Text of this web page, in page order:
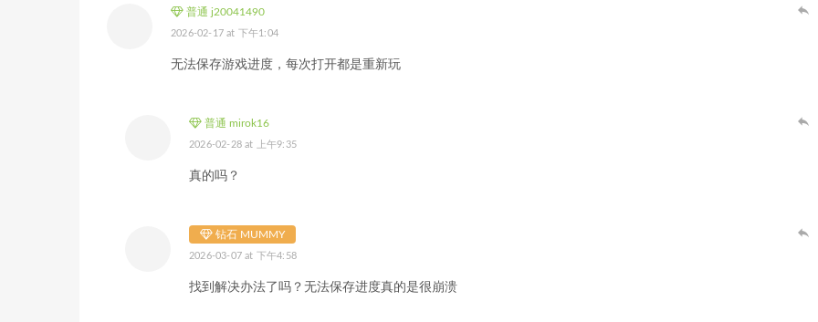
普通 j20041490
2026-02-17 at 下午1:04
无法保存游戏进度，每次打开都是重新玩
普通 mirok16
2026-02-28 at 上午9:35
真的吗？
钻石 MUMMY
2026-03-07 at 下午4:58
找到解决办法了吗？无法保存进度真的是很崩溃